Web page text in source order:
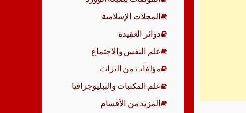
المجلات الإسلامية
دوائر العقيدة
علم النفس والاجتماع
مؤلفات من التراث
علم المكتبات والببليوجرافيا
المزيد من الأقسام